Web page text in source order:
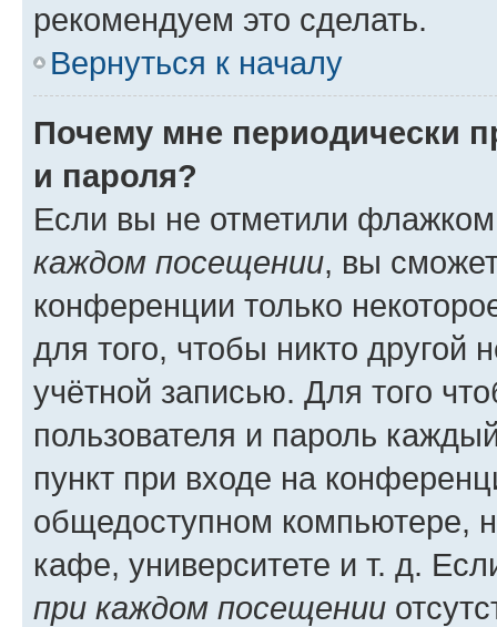
рекомендуем это сделать.
Вернуться к началу
Почему мне периодически
и пароля?
Если вы не отметили
каждом посещении, вы
конференции только
для того, чтобы никто другой
учётной записью. Для того
пользователя и пароль
пункт при входе на
общедоступном компьютере,
кафе, университете и т. д.
при каждом посещении